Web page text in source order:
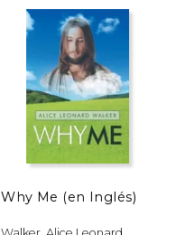
dcto.
Why Me (en Inglés)